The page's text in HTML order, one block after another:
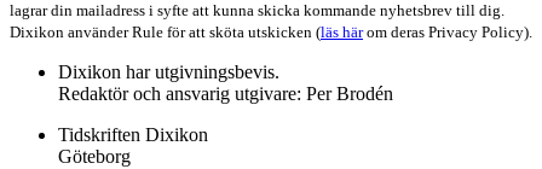
lagrar din mailadress i syfte att kunna skicka kommande nyhetsbrev till dig.
Dixikon använder Rule för att sköta utskicken (läs härom deras Privacy Policy).
Dixikon har utgivningsbevis.
Redaktör och ansvarig utgivare: Per Brodén
Tidskriften Dixikon
Göteborg